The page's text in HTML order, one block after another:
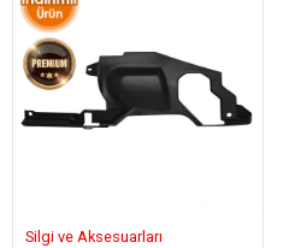
Silgi ve Aksesuarları